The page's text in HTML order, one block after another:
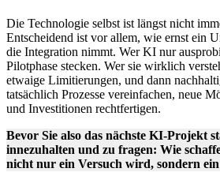
Die Technologie selbst ist längst nicht
Entscheidend ist vor allem, wie ernst ein
die Integration nimmt. Wer KI nur
Pilotphase stecken. Wer sie wirklich
etwaige Limitierungen, und dann
tatsächlich Prozesse vereinfachen, neue
und Investitionen rechtfertigen.
Bevor Sie also das nächste KI-Projekt
innezuhalten und zu fragen: Wie
nicht nur ein Versuch wird, sondern